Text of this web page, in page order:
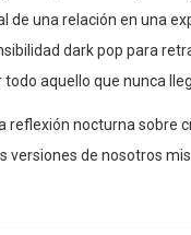
de una relación en una
dark pop para
aquello que nunca
reflexión nocturna
versiones de nosotros